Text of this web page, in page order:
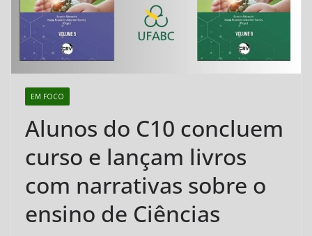
Cubatão
–
CEMEAD
EM FOCO
Alunos do C10 concluem
curso e lançam livros
com narrativas sobre o
ensino de Ciências